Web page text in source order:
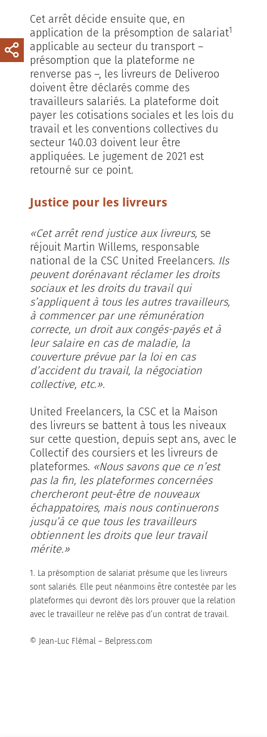
Cet arrêt décide ensuite que, en
application de la présomption de salariat1
applicable au secteur du transport –
présomption que la plateforme ne
renverse pas –, les livreurs de Deliveroo
doivent être déclarés comme des
travailleurs salariés. La plateforme doit
payer les cotisations sociales et les lois du
travail et les conventions collectives du
secteur 140.03 doivent leur être
appliquées. Le jugement de 2021 est
retourné sur ce point.
Justice pour les livreurs
«Cet arrêt rend justice aux livreurs, se
réjouit Martin Willems, responsable
national de la CSC United Freelancers. Ils
peuvent dorénavant réclamer les droits
sociaux et les droits du travail qui
s’appliquent à tous les autres travailleurs,
à commencer par une rémunération
correcte, un droit aux congés-payés et à
leur salaire en cas de maladie, la
couverture prévue par la loi en cas
d’accident du travail, la négociation
collective, etc.».
United Freelancers, la CSC et la Maison
des livreurs se battent à tous les niveaux
sur cette question, depuis sept ans, avec le
Collectif des coursiers et les livreurs de
plateformes. «Nous savons que ce n’est
pas la fin, les plateformes concernées
chercheront peut-être de nouveaux
échappatoires, mais nous continuerons
jusqu’à ce que tous les travailleurs
obtiennent les droits que leur travail
mérite.»
1. La présomption de salariat présume que les livreurs
sont salariés. Elle peut néanmoins être contestée par les
plateformes qui devront dès lors prouver que la relation
avec le travailleur ne relève pas d’un contrat de travail.
© Jean-Luc Flémal – Belpress.com